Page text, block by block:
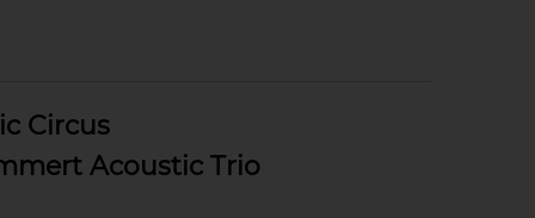
Circus
Acoustic Trio